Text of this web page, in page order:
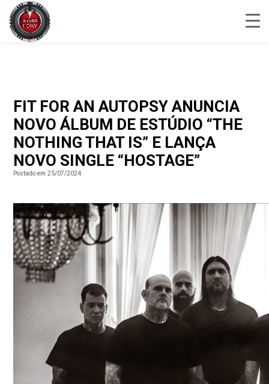
FIT FOR AN AUTOPSY ANUNCIA
NOVO ÁLBUM DE ESTÚDIO “THE
NOTHING THAT IS” E LANÇA
NOVO SINGLE “HOSTAGE”
Postado em 25/07/2024